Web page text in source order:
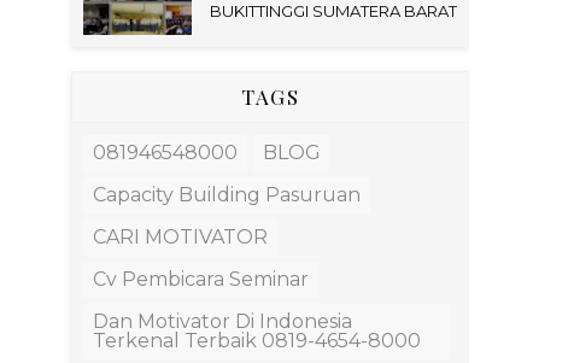
BUKITTINGGI SUMATERA BARAT
TAGS
081946548000
BLOG
Capacity Building Pasuruan
CARI MOTIVATOR
Cv Pembicara Seminar
Dan Motivator Di Indonesia
Terkenal Terbaik 0819-4654-8000